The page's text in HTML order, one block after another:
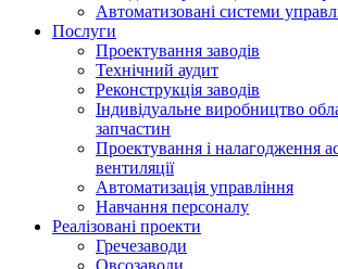
Автоматизовані системи
Послуги
Проектування заводів
Технічний аудит
Реконструкція заводів
Індивідуальне виробництво
запчастин
Проектування і налагодження
вентиляції
Автоматизація управління
Навчання персоналу
Реалізовані проекти
Гречезаводи
Овсозаводи